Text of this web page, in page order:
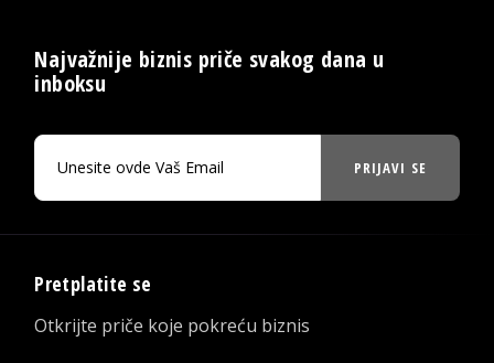
Najvažnije biznis priče svakog dana u
inboksu
PRIJAVI SE
Pretplatite se
Otkrijte priče koje pokreću biznis